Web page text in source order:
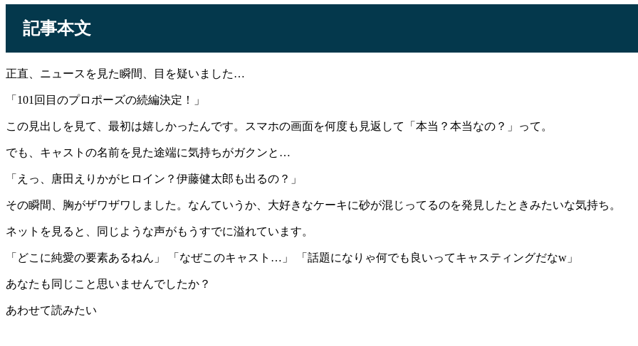
記事本文
正直、ニュースを見た瞬間、目を疑いました…
「101回目のプロポーズの続編決定！」
この見出しを見て、最初は嬉しかったんです。スマホの画面を何度も見返して「本当？本当なの？」って。
でも、キャストの名前を見た途端に気持ちがガクンと…
「えっ、唐田えりかがヒロイン？伊藤健太郎も出るの？」
その瞬間、胸がザワザワしました。なんていうか、大好きなケーキに砂が混じってるのを発見したときみたいな気持ち。
ネットを見ると、同じような声がもうすでに溢れています。
「どこに純愛の要素あるねん」 「なぜこのキャスト…」 「話題になりゃ何でも良いってキャスティングだなw」
あなたも同じこと思いませんでしたか？
あわせて読みたい